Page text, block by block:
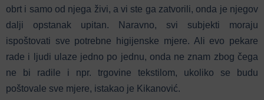
obrt i samo od njega živi, a vi ste ga zatvorili, onda je njegov
dalji opstanak upitan. Naravno, svi subjekti moraju
ispoštovati sve potrebne higijenske mjere. Ali evo pekare
rade i ljudi ulaze jedno po jednu, onda ne znam zbog čega
ne bi radile i npr. trgovine tekstilom, ukoliko se budu
poštovale sve mjere, istakao je Kikanović.